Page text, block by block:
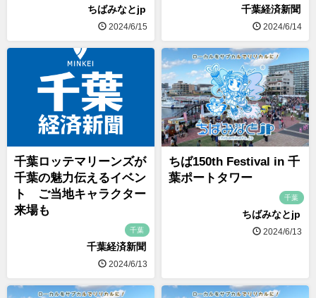
ちばみなとjp
2024/6/15
千葉経済新聞
2024/6/14
千葉ロッテマリーンズが
千葉の魅力伝えるイベン
ト ご当地キャラクター
来場も
千葉
千葉経済新聞
2024/6/13
ちば150th Festival in 千
葉ポートタワー
千葉
ちばみなとjp
2024/6/13